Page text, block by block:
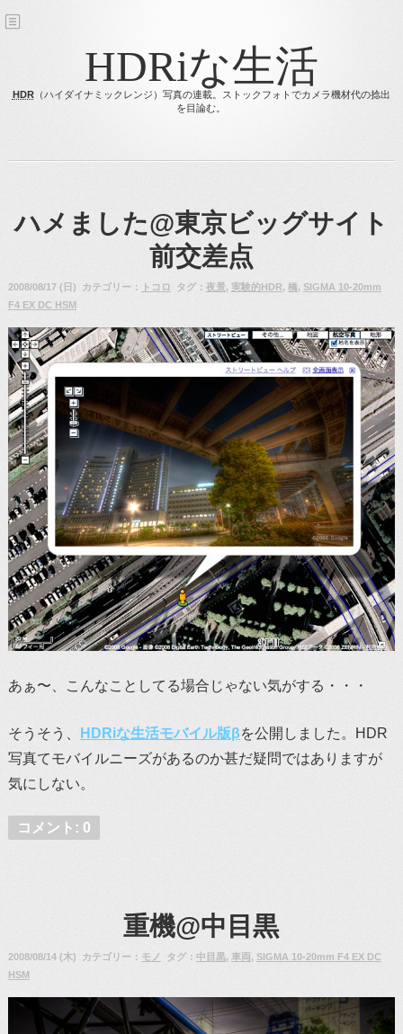
HDRiな生活
HDR（ハイダイナミックレンジ）写真の連載。ストックフォトでカメラ機材代の捻出
を目論む。
ハメました@東京ビッグサイト
前交差点
2008/08/17 (日) カテゴリー： トコロ タグ： 夜景, 実験的HDR, 橋, SIGMA 10-20mm
F4 EX DC HSM
あぁ〜、こんなことしてる場合じゃない気がする・・・
そうそう、 HDRiな生活モバイル版βを公開しました。HDR
写真てモバイルニーズがあるのか甚だ疑問ではありますが
気にしない。
コメント: 0
重機@中目黒
2008/08/14 (木) カテゴリー： モノ タグ： 中目黒, 車両, SIGMA 10-20mm F4 EX DC
HSM